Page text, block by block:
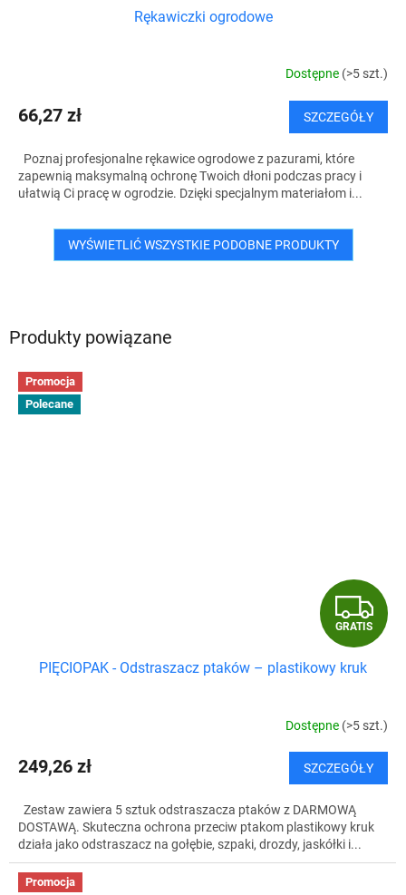
Produkty powiązane
Promocja
Polecane
G
R
T
I
S
GRATIS
PIĘCIOPAK - Odstraszacz ptaków – plastikowy kruk
Dostępne (>5 szt.)
249,26 zł SZCZEGÓŁY
Zestaw zawiera 5 sztuk odstraszacza ptaków z DARMOWĄ
DOSTAWĄ. Skuteczna ochrona przeciw ptakom plastikowy kruk
działa jako odstraszacz na gołębie, szpaki, drozdy, jaskółki i...
Promocja
Rękawiczki ogrodowe
Dostępne (>5 szt.)
66,27 zł SZCZEGÓŁY
Poznaj profesjonalne rękawice ogrodowe z pazurami, które
zapewnią maksymalną ochronę Twoich dłoni podczas pracy i
ułatwią Ci pracę w ogrodzie. Dzięki specjalnym materiałom i...
WYŚWIETLIĆ WSZYSTKIE PODOBNE PRODUKTY